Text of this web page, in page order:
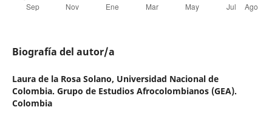
Biografía del autor/a
Laura de la Rosa Solano, Universidad Nacional de
Colombia. Grupo de Estudios Afrocolombianos (GEA).
Colombia